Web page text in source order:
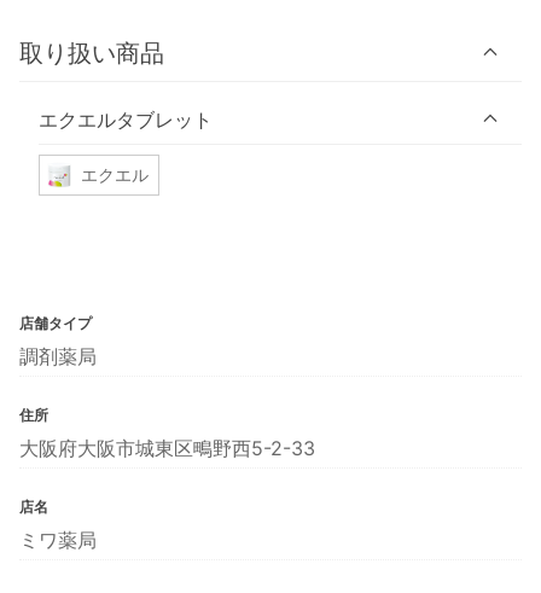
取り扱い商品
エクエルタブレット
エクエル
店舗タイプ
調剤薬局
住所
大阪府大阪市城東区鴫野西5-2-33
店名
ミワ薬局